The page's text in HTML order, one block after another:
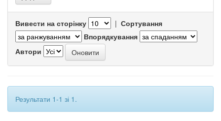
Вивести на сторінку | Сортування
Впорядкування
Автори
Результати 1-1 зі 1.